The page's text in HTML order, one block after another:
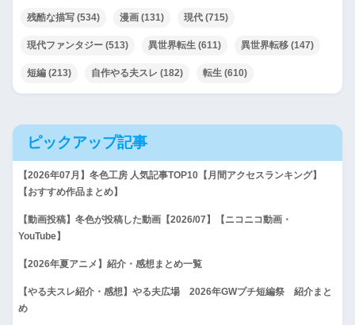
残酷な描写 (534) 漫画 (131) 現代 (715)
現代ファンタジー (513) 異世界転生 (611) 異世界転移 (147)
短編 (213) 自作やる夫スレ (182) 転生 (610)
ピックアップ記事
【2026年07月】冬色工房 人気記事TOP10【月間アクセスランキング】
【おすすめ作品まとめ】
【動画投稿】冬色が投稿した動画【2026/07】【ニコニコ動画・
YouTube】
【2026年夏アニメ】紹介・感想まとめ一覧
【やる夫スレ紹介・感想】やる夫広場 2026年GWプチ短編祭 紹介まと
め